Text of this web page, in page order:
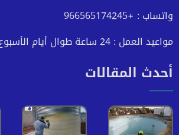
واتساب : +966565174245
مواعيد العمل : 24 ساعة طوال أيام الأسبوع
أحدث المقالات